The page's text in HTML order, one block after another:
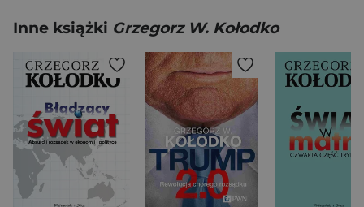
Inne książki Grzegorz W. Kołodko